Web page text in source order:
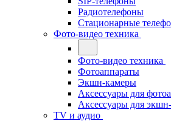
Радиотелефоны
Стационарные
Фото-видео техника
Фото-видео техника
Фотоаппараты
Экшн-камеры
Аксессуары для
Аксессуары для
TV и аудио